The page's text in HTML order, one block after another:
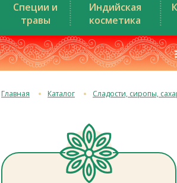
Специи и
травы
Индийская
косметика
Главная Каталог Сладости, сиропы,